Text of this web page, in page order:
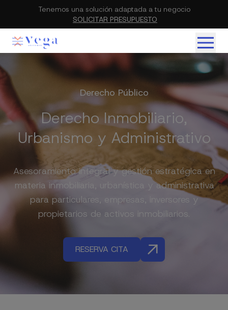
Tenemos una solución adaptada a tu negocio
SOLICITAR PRESUPUESTO
Derecho Público
Derecho Inmobiliario,
Urbanismo y Administrativo
Asesoramiento integral y gestión estratégica en
materia inmobiliaria, urbanística y administrativa
para particulares, empresas, inversores y
propietarios de activos inmobiliarios.
RESERVA CITA